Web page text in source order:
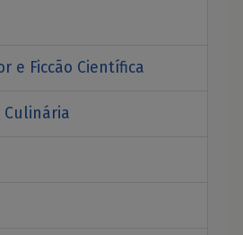
e Ficcão Científica
Culinária